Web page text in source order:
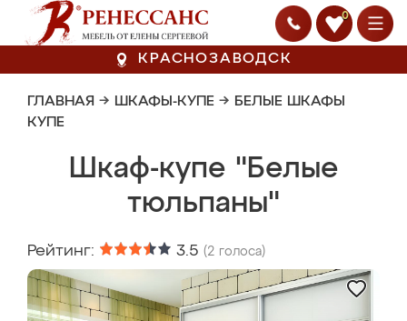
0
КРАСНОЗАВОДСК
ГЛАВНАЯ → ШКАФЫ-КУПЕ → БЕЛЫЕ ШКАФЫ
КУПЕ
Шкаф-купе "Белые
тюльпаны"
Рейтинг: 3.5 (2 голоса)